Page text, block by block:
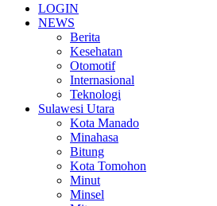
LOGIN
NEWS
Berita
Kesehatan
Otomotif
Internasional
Teknologi
Sulawesi Utara
Kota Manado
Minahasa
Bitung
Kota Tomohon
Minut
Minsel